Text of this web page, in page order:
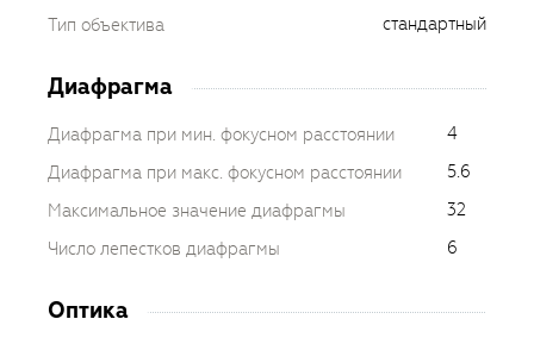
Тип объектива
стандартный
Диафрагма
Диафрагма при мин. фокусном расстоянии
4
Диафрагма при макс. фокусном расстоянии
5.6
Максимальное значение диафрагмы
32
Число лепестков диафрагмы
6
Оптика